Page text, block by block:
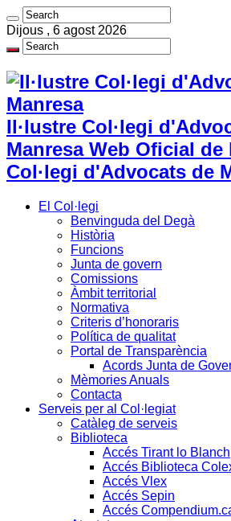
Dijous , 6 agost 2026
Il·lustre Col·legi
Manresa Web Oficial de
Col·legi d'Advocats de
El Col·legi
Benvinguda del Degà
Història
Funcions
Junta de govern
Comissions
Àmbit territorial
Normativa
Criteris d’honoraris
Política de qualitat
Portal de Transparència
Acords Junta de
Mèmories Anuals
Contacta
Serveis per al Col·legiat
Catàleg de serveis
Biblioteca
Accés Tirant lo Blanch
Accés Biblioteca
Accés Vlex
Accés Sepin
Accés